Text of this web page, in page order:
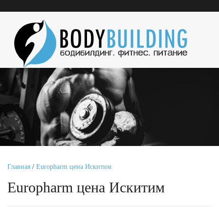
Главная / Europharm цена Искитим
Europharm цена Искитим